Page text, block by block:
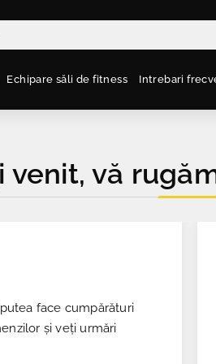
Echipare săli de fitness Intrebari
venit, vă
face cumpărături
și veți urmări